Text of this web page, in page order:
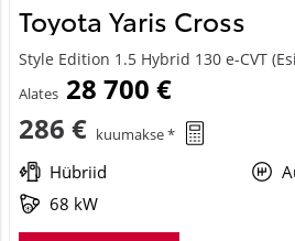
Toyota Yaris Cross
Style Edition 1.5 Hybrid 130 e-CVT
Alates 28 700 €
286 € kuumakse *
Hübriid
68 kW